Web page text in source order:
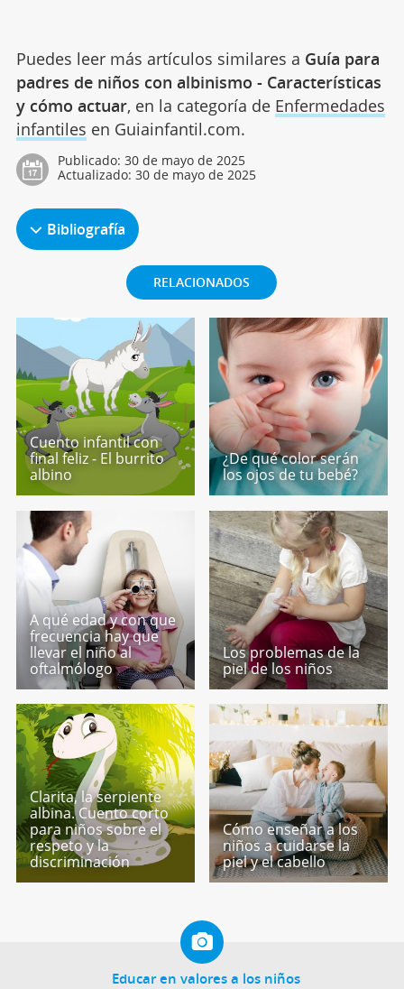
Puedes leer más artículos similares a Guía para
padres de niños con albinismo - Características
y cómo actuar, en la categoría de Enfermedades
infantiles en Guiainfantil.com.
Publicado: 30 de mayo de 2025
Actualizado: 30 de mayo de 2025
Bibliografía
RELACIONADOS
Cuento infantil con
final feliz - El burrito
albino
¿De qué color serán
los ojos de tu bebé?
A qué edad y con que
frecuencia hay que
llevar el niño al
oftalmólogo
Los problemas de la
piel de los niños
Clarita, la serpiente
albina. Cuento corto
para niños sobre el
respeto y la
discriminación
Cómo enseñar a los
niños a cuidarse la
piel y el cabello
Educar en valores a los niños